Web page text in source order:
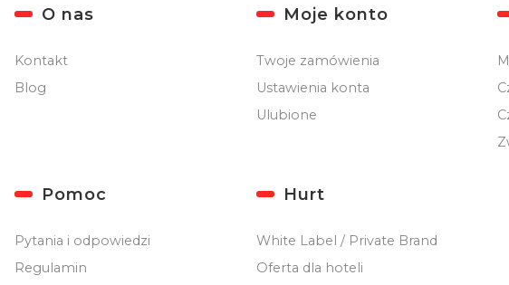
Linki w stopce
O nas
Kontakt
Blog
Moje konto
Twoje zamówienia
Ustawienia konta
Ulubione
Pomoc
Pytania i odpowiedzi
Regulamin
Hurt
White Label / Private Brand
Oferta dla hoteli